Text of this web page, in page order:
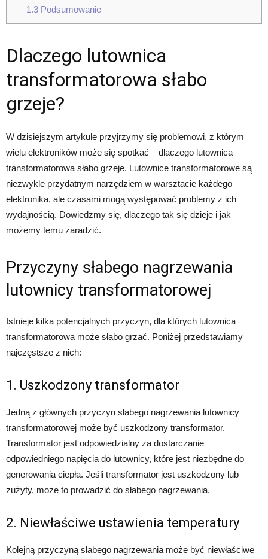
1.3Podsumowanie
Dlaczego lutownica
transformatorowa słabo
grzeje?
W dzisiejszym artykule przyjrzymy się problemowi, z którym
wielu elektroników może się spotkać – dlaczego lutownica
transformatorowa słabo grzeje. Lutownice transformatorowe są
niezwykle przydatnym narzędziem w warsztacie każdego
elektronika, ale czasami mogą występować problemy z ich
wydajnością. Dowiedzmy się, dlaczego tak się dzieje i jak
możemy temu zaradzić.
Przyczyny słabego nagrzewania
lutownicy transformatorowej
Istnieje kilka potencjalnych przyczyn, dla których lutownica
transformatorowa może słabo grzać. Poniżej przedstawiamy
najczęstsze z nich:
1. Uszkodzony transformator
Jedną z głównych przyczyn słabego nagrzewania lutownicy
transformatorowej może być uszkodzony transformator.
Transformator jest odpowiedzialny za dostarczanie
odpowiedniego napięcia do lutownicy, które jest niezbędne do
generowania ciepła. Jeśli transformator jest uszkodzony lub
zużyty, może to prowadzić do słabego nagrzewania.
2. Niewłaściwe ustawienia temperatury
Kolejną przyczyną słabego nagrzewania może być niewłaściwe